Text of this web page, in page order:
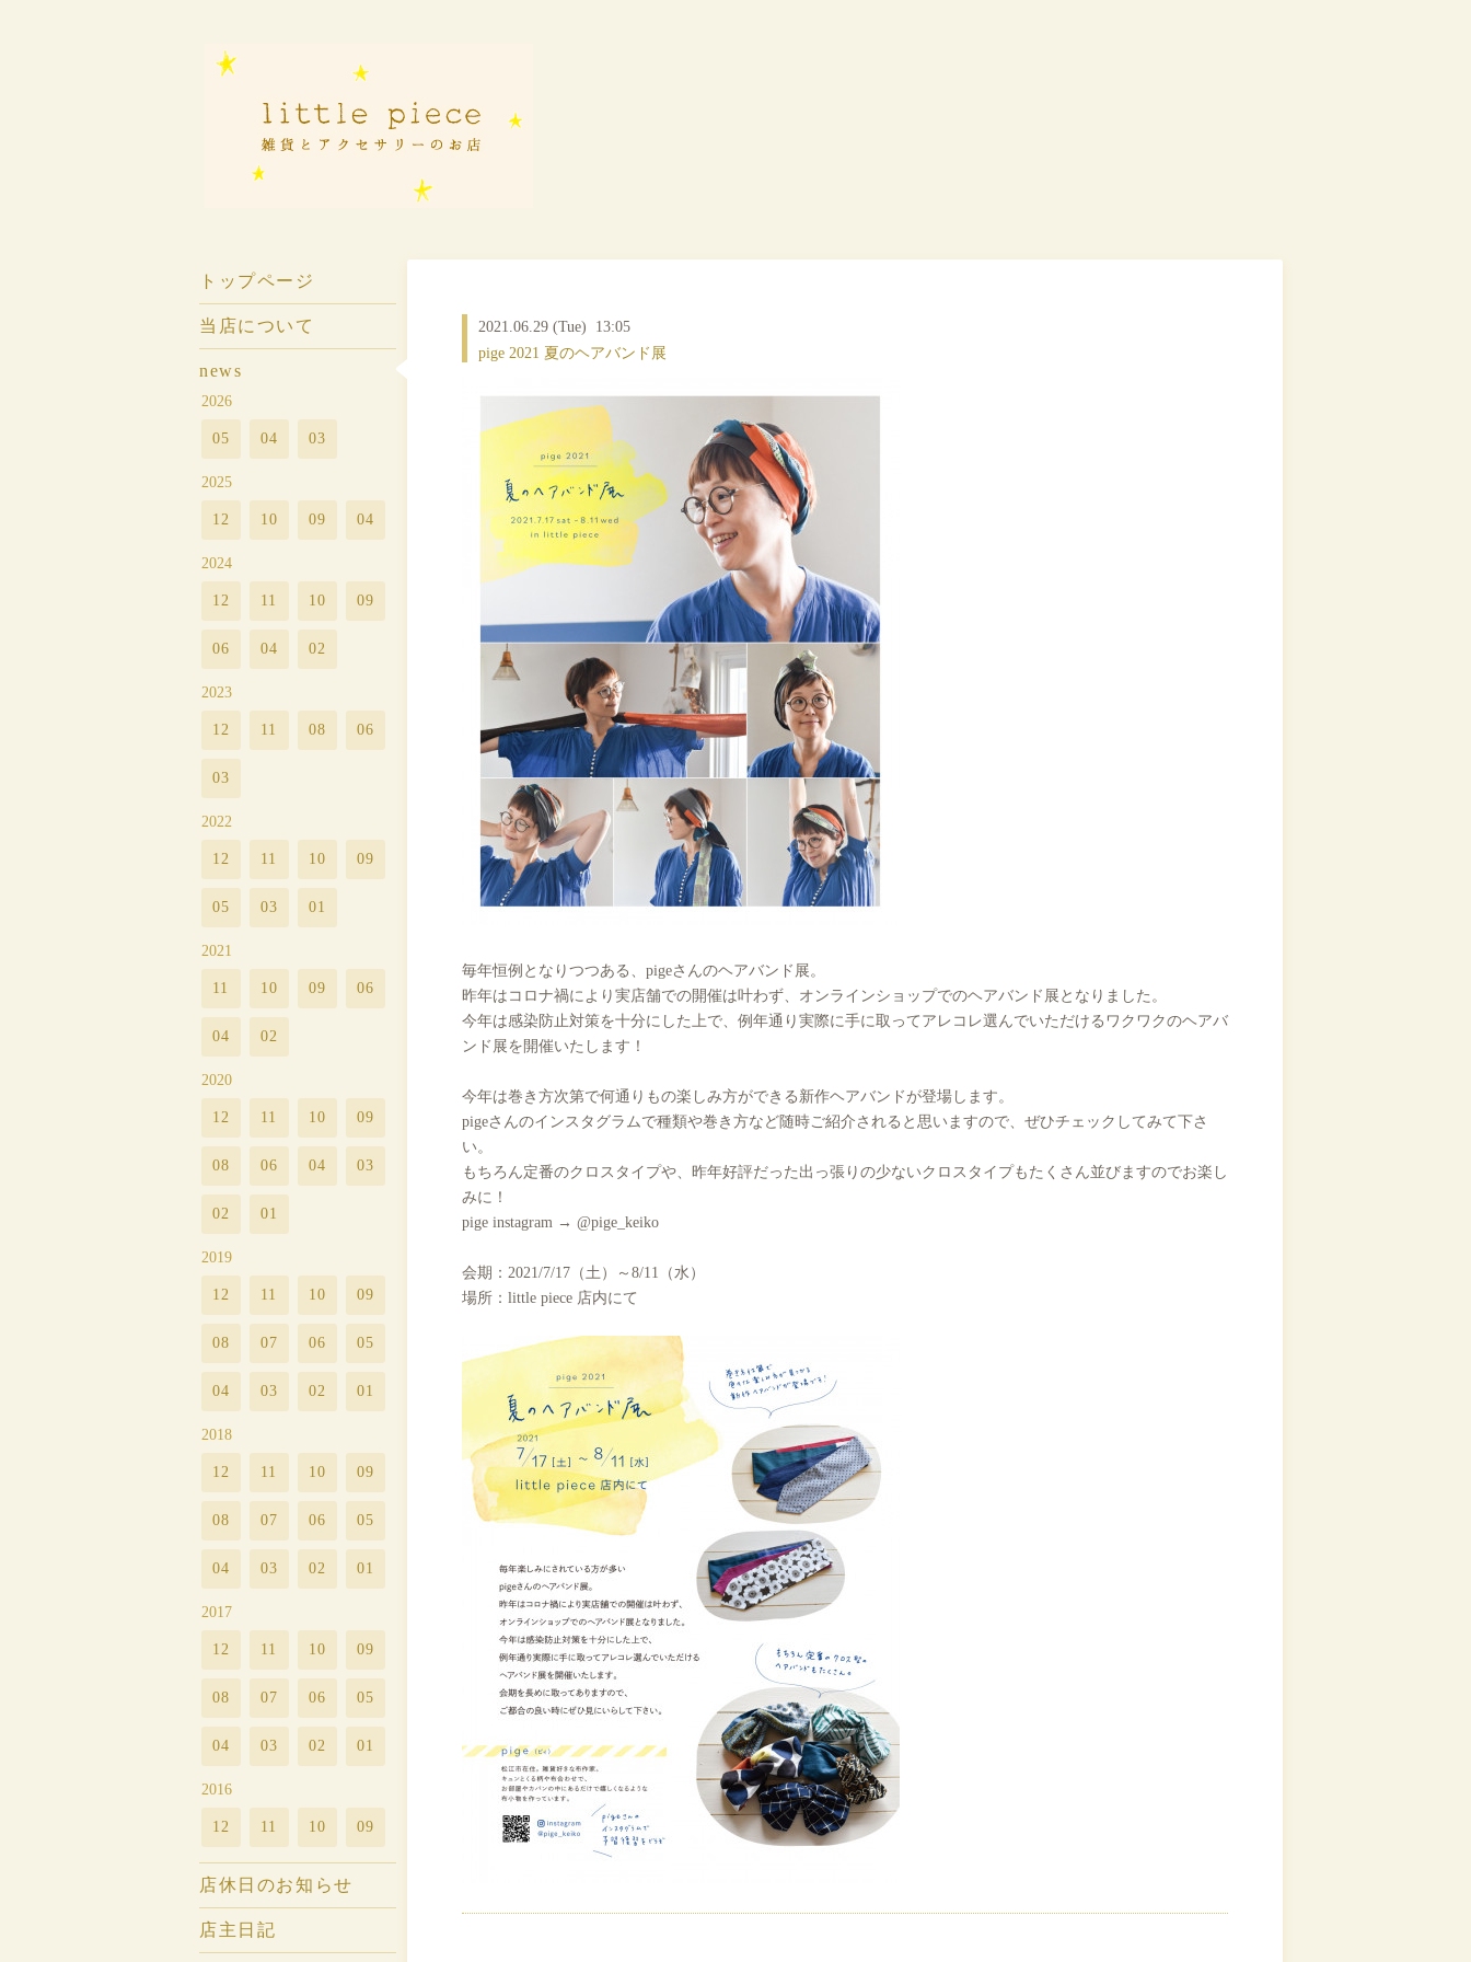
2021.06.29 (Tue) 13:05
pige 2021 夏のヘアバンド展
毎年恒例となりつつある、pigeさんのヘアバンド展。
昨年はコロナ禍により実店舗での開催は叶わず、オンラインショップでのヘアバンド展となりました。
今年は感染防止対策を十分にした上で、例年通り実際に手に取ってアレコレ選んでいただけるワクワクのヘアバ
ンド展を開催いたします！
今年は巻き方次第で何通りもの楽しみ方ができる新作ヘアバンドが登場します。
pigeさんのインスタグラムで種類や巻き方など随時ご紹介されると思いますので、ぜひチェックしてみて下さ
い。
もちろん定番のクロスタイプや、昨年好評だった出っ張りの少ないクロスタイプもたくさん並びますのでお楽し
みに！
pige instagram → @pige_keiko
会期：2021/7/17（土）～8/11（水）
場所：little piece 店内にて
トップページ
当店について
news
2026
05 04 03
2025
12 10 09 04
2024
12 11 10 09
06 04 02
2023
12 11 08 06
03
2022
12 11 10 09
05 03 01
2021
11 10 09 06
04 02
2020
12 11 10 09
08 06 04 03
02 01
2019
12 11 10 09
08 07 06 05
04 03 02 01
2018
12 11 10 09
08 07 06 05
04 03 02 01
2017
12 11 10 09
08 07 06 05
04 03 02 01
2016
12 11 10 09
店休日のお知らせ
店主日記